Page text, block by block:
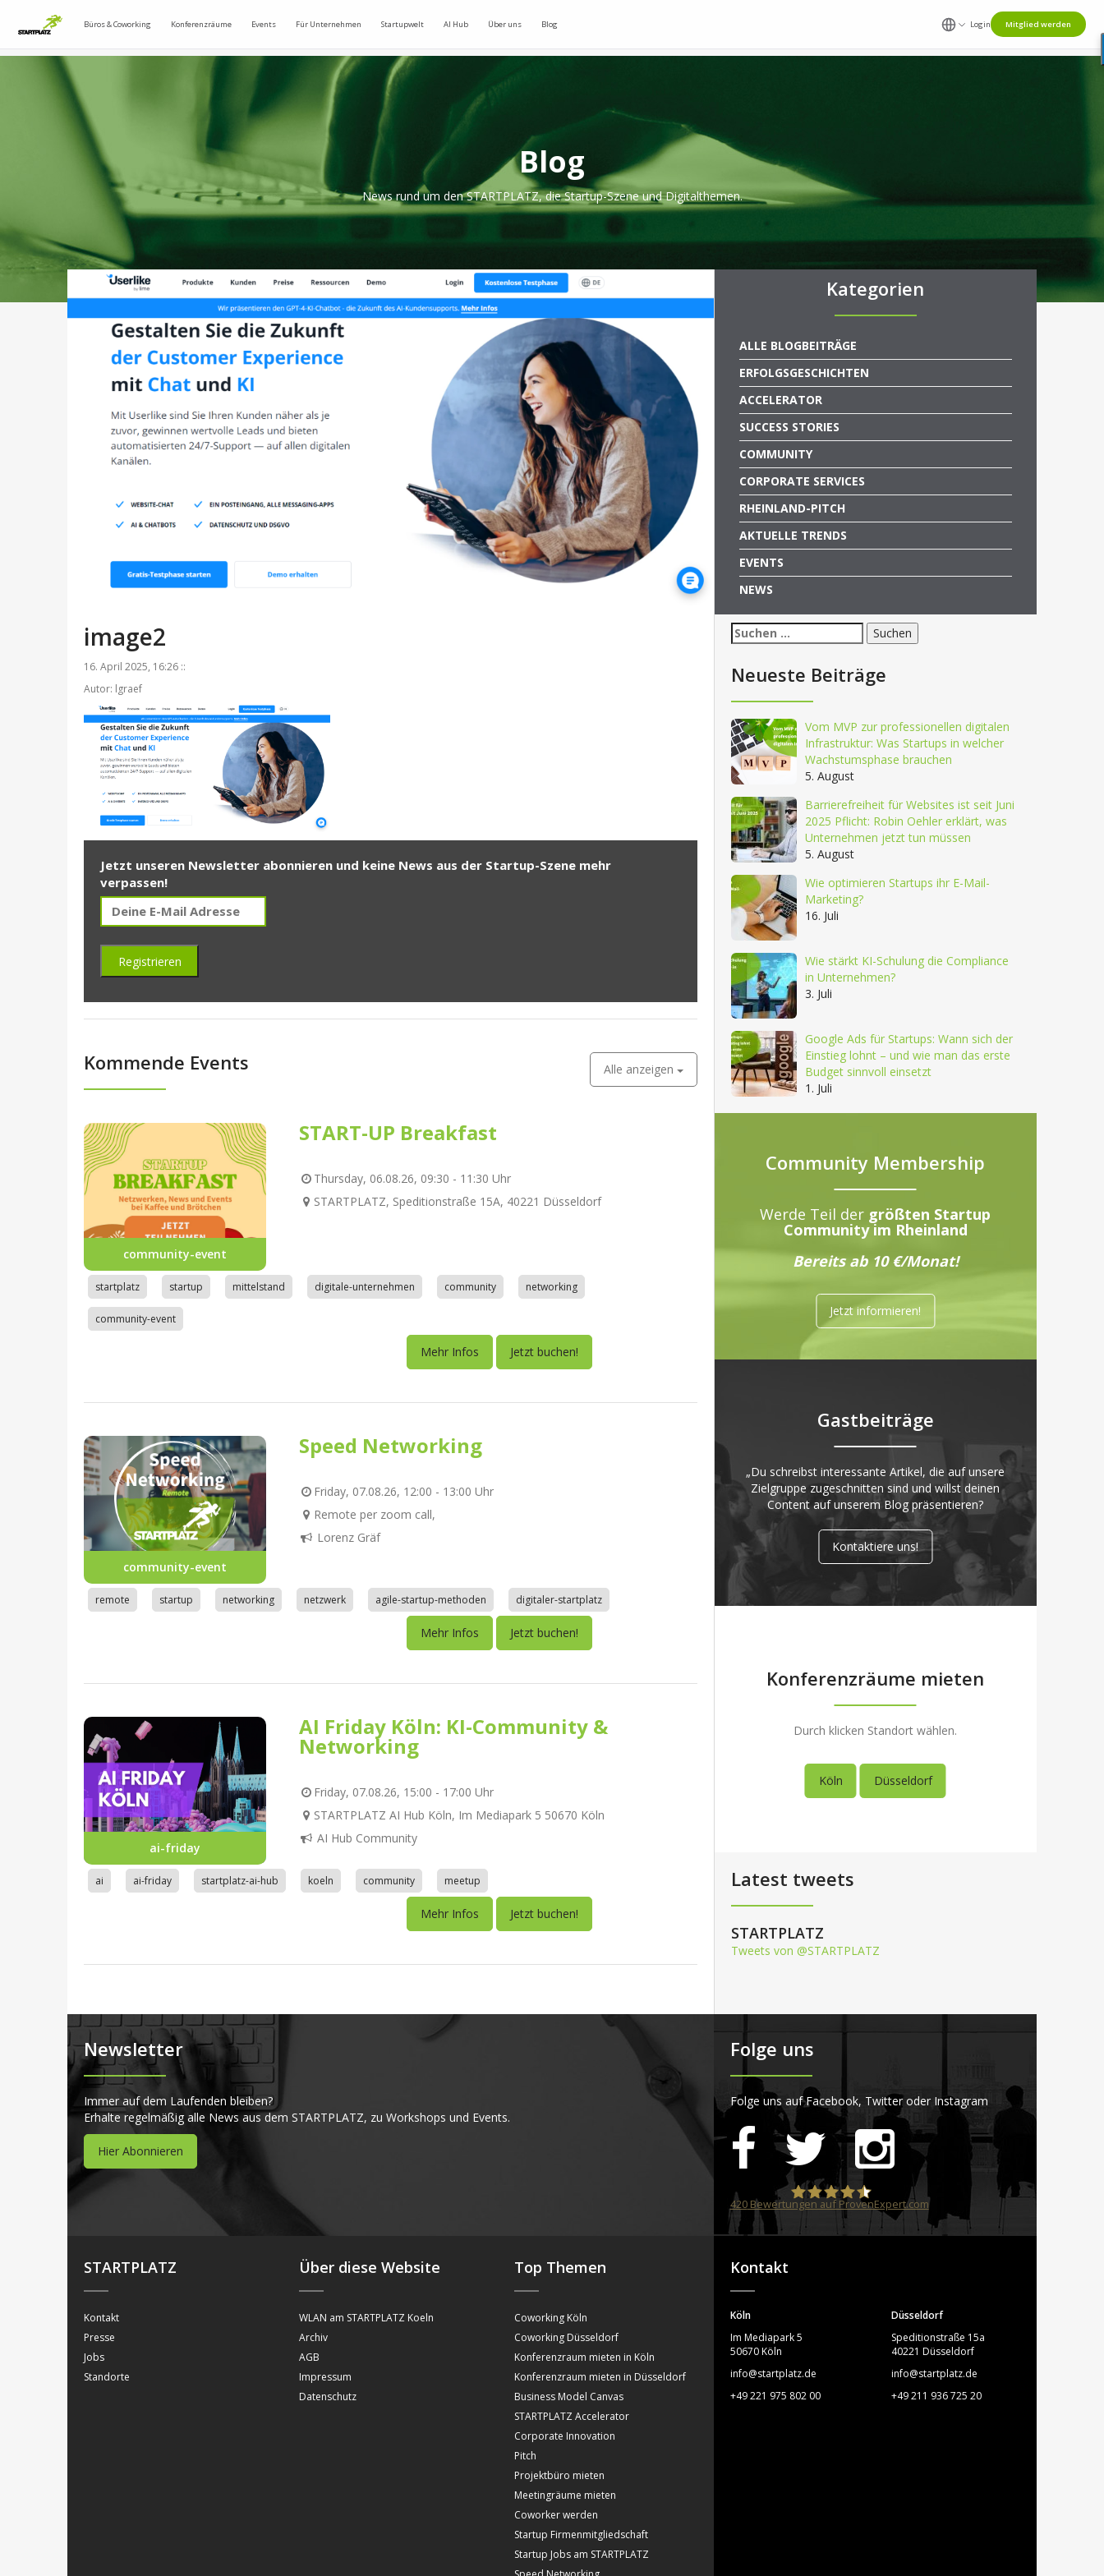
Büros & Coworking Konferenzräume Events Für Unternehmen Startupwelt AI Hub Über uns Blog Login Mitglied werden
Blog
News rund um den STARTPLATZ, die Startup-Szene und Digitalthemen.
image2
16. April 2025, 16:26 ::
Autor: lgraef
Jetzt unseren Newsletter abonnieren und keine News aus der Startup-Szene mehr
verpassen!
Kommende Events Alle anzeigen
community-event
START-UP Breakfast
Thursday, 06.08.26, 09:30 - 11:30 Uhr
STARTPLATZ, Speditionstraße 15A, 40221 Düsseldorf
startplatz startup mittelstand digitale-unternehmen community networking
community-event
Mehr Infos Jetzt buchen!
community-event
Speed Networking
Friday, 07.08.26, 12:00 - 13:00 Uhr
Remote per zoom call,
Lorenz Gräf
remote startup networking netzwerk agile-startup-methoden digitaler-startplatz
Mehr Infos Jetzt buchen!
ai-friday
AI Friday Köln: KI-Community &
Networking
Friday, 07.08.26, 15:00 - 17:00 Uhr
STARTPLATZ AI Hub Köln, Im Mediapark 5 50670 Köln
AI Hub Community
ai ai-friday startplatz-ai-hub koeln community meetup
Mehr Infos Jetzt buchen!
Kategorien
ALLE BLOGBEITRÄGE
ERFOLGSGESCHICHTEN
ACCELERATOR
SUCCESS STORIES
COMMUNITY
CORPORATE SERVICES
RHEINLAND-PITCH
AKTUELLE TRENDS
EVENTS
NEWS
Suchen
nach:
Neueste Beiträge
Vom MVP zur professionellen digitalen
Infrastruktur: Was Startups in welcher
Wachstumsphase brauchen
5. August
Barrierefreiheit für Websites ist seit Juni
2025 Pflicht: Robin Oehler erklärt, was
Unternehmen jetzt tun müssen
5. August
Wie optimieren Startups ihr E-Mail-
Marketing?
16. Juli
Wie stärkt KI-Schulung die Compliance
in Unternehmen?
3. Juli
Google Ads für Startups: Wann sich der
Einstieg lohnt – und wie man das erste
Budget sinnvoll einsetzt
1. Juli
Community Membership
Werde Teil der größten Startup
Community im Rheinland
Bereits ab 10 €/Monat!
Jetzt informieren!
Gastbeiträge
„Du schreibst interessante Artikel, die auf unsere
Zielgruppe zugeschnitten sind und willst deinen
Content auf unserem Blog präsentieren?
Kontaktiere uns!
Konferenzräume mieten
Durch klicken Standort wählen.
Köln Düsseldorf
Latest tweets
STARTPLATZ
Tweets von @STARTPLATZ
Newsletter
Immer auf dem Laufenden bleiben?
Erhalte regelmäßig alle News aus dem STARTPLATZ, zu Workshops und Events.
Hier Abonnieren
Folge uns
Folge uns auf Facebook, Twitter oder Instagram
STARTPLATZ
420Bewertungen auf ProvenExpert.com
STARTPLATZ
Kontakt
Presse
Jobs
Standorte
Über diese Website
WLAN am STARTPLATZ Koeln
Archiv
AGB
Impressum
Datenschutz
Top Themen
Coworking Köln
Coworking Düsseldorf
Konferenzraum mieten in Köln
Konferenzraum mieten in Düsseldorf
Business Model Canvas
STARTPLATZ Accelerator
Corporate Innovation
Pitch
Projektbüro mieten
Meetingräume mieten
Coworker werden
Startup Firmenmitgliedschaft
Startup Jobs am STARTPLATZ
Kontakt
Köln
Im Mediapark 5
50670 Köln
info@startplatz.de
+49 221 975 802 00
Düsseldorf
Speditionstraße 15a
40221 Düsseldorf
info@startplatz.de
+49 211 936 725 20